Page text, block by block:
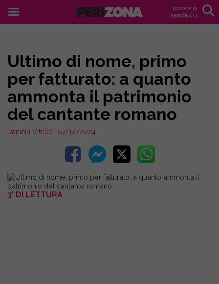
ACCEDI O
ABBONATI
Ultimo di nome, primo
per fatturato: a quanto
ammonta il patrimonio
del cantante romano
Daniela Vitello | 07/12/2024
3' DI LETTURA